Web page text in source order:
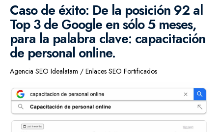
Caso de éxito: De la posición 92 al
Top 3 de Google en sólo 5 meses,
para la palabra clave: capacitación
de personal online.
Agencia SEO Idealatam / Enlaces SEO Fortificados